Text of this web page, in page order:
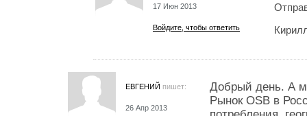
17 Июн 2013
Войдите, чтобы ответить
ЕВГЕНИЙ пишет:
26 Апр 2013
Добрый день. А
Рынок OSB в